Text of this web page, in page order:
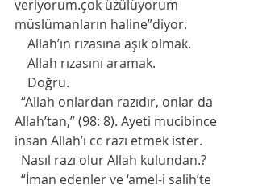
veriyorum.çok üzülüyorum
müslümanların haline”diyor.
Allah’ın rızasına aşık olmak.
Allah rızasını aramak.
Doğru.
“Allah onlardan razıdır, onlar da
Allah’tan,” (98: 8). Ayeti mucibince
insan Allah’ı cc razı etmek ister.
Nasıl razı olur Allah kulundan.?
“İman edenler ve ‘amel-i salih’te